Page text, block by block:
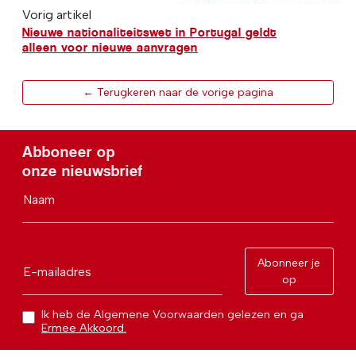
Vorig artikel
Nieuwe nationaliteitswet in Portugal geldt
alleen voor nieuwe aanvragen
← Terugkeren naar de vorige pagina
Abboneer op
onze nieuwsbrief
Naam
E-mailadres
Abonneer je
op
Ik heb de Algemene Voorwaarden gelezen en ga
Ermee Akkoord.